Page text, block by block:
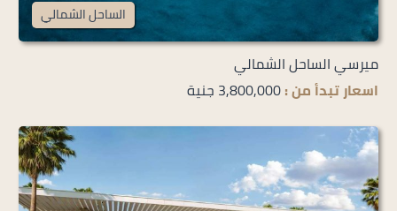
الساحل الشمالي
ميرسي الساحل الشمالي
اسعار تبدأ من :3,800,000 جنية